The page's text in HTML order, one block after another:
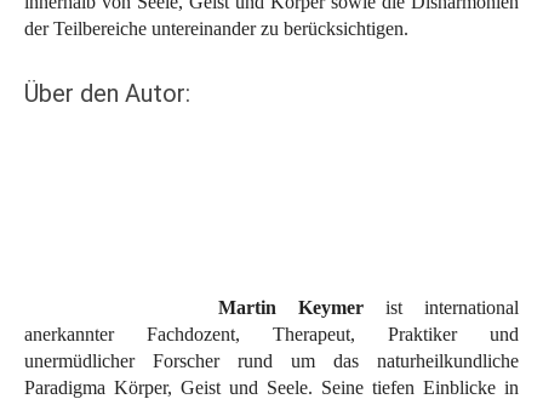
der Teilbereiche untereinander zu berücksichtigen.
Über den Autor:
Martin Keymer ist international
anerkannter Fachdozent, Therapeut, Praktiker und
unermüdlicher Forscher rund um das naturheilkundliche
Paradigma Körper, Geist und Seele. Seine tiefen Einblicke in